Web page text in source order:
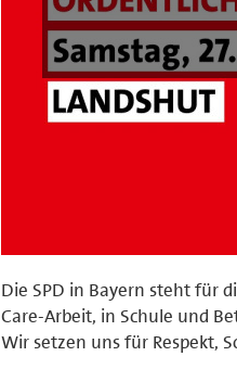
Die SPD in Bayern steht für
Care-Arbeit, in Schule und
Wir setzen uns für Respekt,